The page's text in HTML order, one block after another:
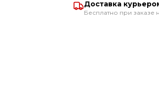
Доставка
Бесплатно при